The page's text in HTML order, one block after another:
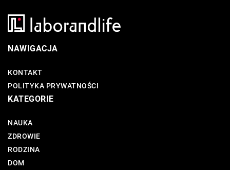
NAWIGACJA
KONTAKT
POLITYKA PRYWATNOŚCI
KATEGORIE
NAUKA
ZDROWIE
RODZINA
DOM